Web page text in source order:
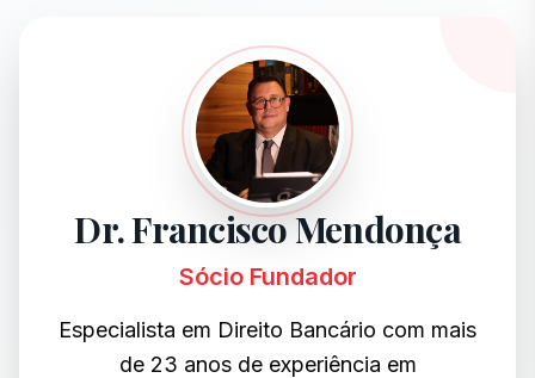
Dr. Francisco Mendonça
Sócio Fundador
Especialista em Direito Bancário com mais
de 23 anos de experiência em